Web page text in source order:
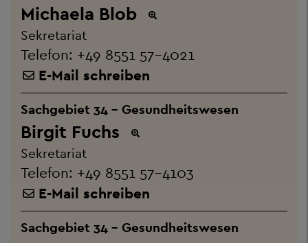
Michaela Blob
Sekretariat
Telefon: +49 8551 57-4021
E-Mail schreiben
Sachgebiet 34 - Gesundheitswesen
Birgit Fuchs
Sekretariat
Telefon: +49 8551 57-4103
E-Mail schreiben
Sachgebiet 34 - Gesundheitswesen